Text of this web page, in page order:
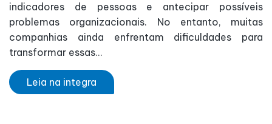
indicadores de pessoas e antecipar possíveis
problemas organizacionais. No entanto, muitas
companhias ainda enfrentam dificuldades para
transformar essas...
Leia na integra